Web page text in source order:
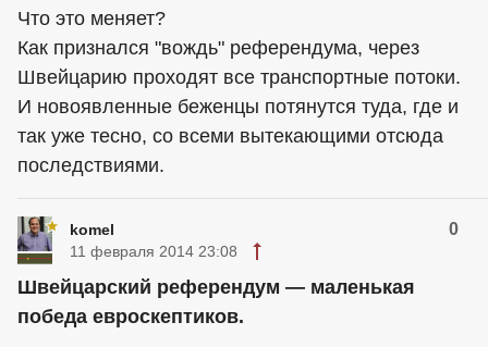
Что это меняет?
Как признался "вождь" референдума, через
Швейцарию проходят все транспортные потоки.
И новоявленные беженцы потянутся туда, где и
так уже тесно, со всеми вытекающими отсюда
последствиями.
komel 0
11 февраля 2014 23:08
Швейцарский референдум — маленькая
победа евроскептиков.